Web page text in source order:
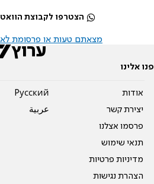
הצטרפו לקבוצת
מצאתם טעות או פרסומת לא
פנו אלינו
אודות
יצירת קשר
פרסמו אצלנו
תנאי שימוש
מדיניות פרטיות
הצהרת נגישות
Pусский
عربية